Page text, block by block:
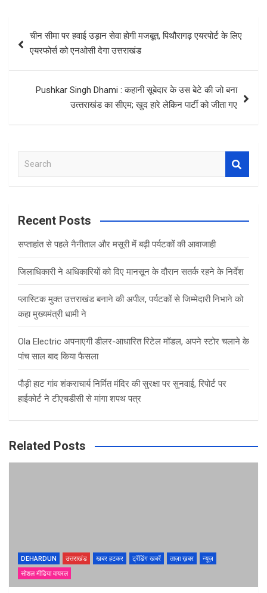
navigation
चीन सीमा पर हवाई उड़ान सेवा होगी मजबूत, पिथौरागढ़ एयरपोर्ट के लिए
एयरफोर्स को एनओसी देगा उत्तराखंड
Pushkar Singh Dhami : कहानी सूबेदार के उस बेटे की जो बना
उत्‍तराखंड का सीएम; खुद हारे लेकिन पार्टी को जीता गए
a
c
Recent Posts
सप्ताहांत से पहले नैनीताल और मसूरी में बढ़ी पर्यटकों की आवाजाही
जिलाधिकारी ने अधिकारियों को दिए मानसून के दौरान सतर्क रहने के निर्देश
प्लास्टिक मुक्त उत्तराखंड बनाने की अपील, पर्यटकों से जिम्मेदारी निभाने को
कहा मुख्यमंत्री धामी ने
Ola Electric अपनाएगी डीलर-आधारित रिटेल मॉडल, अपने स्टोर चलाने के
पांच साल बाद किया फैसला
पौड़ी हाट गांव शंकराचार्य निर्मित मंदिर की सुरक्षा पर सुनवाई, रिपोर्ट पर
हाईकोर्ट ने टीएचडीसी से मांगा शपथ पत्र
Related Posts
DEHARDUN उत्तराखंड खबर हटकर ट्रेंडिंग खबरें ताज़ा ख़बर
न्यूज़
सोशल मीडिया वायरल